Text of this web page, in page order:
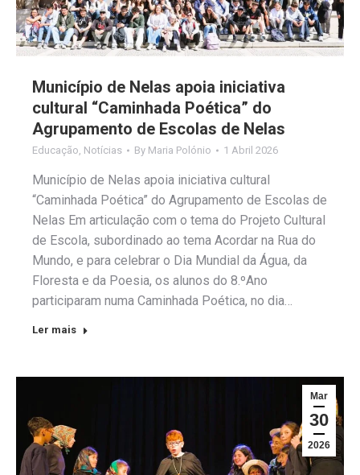
Município de Nelas apoia iniciativa
cultural “Caminhada Poética” do
Agrupamento de Escolas de Nelas
Educação, Notícias By Maria Polónio 1 Abril 2026
Município de Nelas apoia iniciativa cultural
“Caminhada Poética” do Agrupamento de Escolas de
Nelas Em articulação com o tema do Projeto Cultural
de Escola, subordinado ao tema Acordar na Rua do
Mundo, e para celebrar o Dia Mundial da Água, da
Floresta e da Poesia, os alunos do 8.ºAno
participaram numa Caminhada Poética, no dia…
Ler mais
Mar
30
2026